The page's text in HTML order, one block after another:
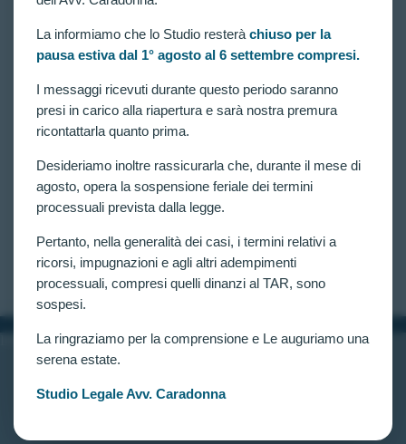
La informiamo che lo Studio resterà chiuso per la
pausa estiva dal 1° agosto al 6 settembre compresi.
I messaggi ricevuti durante questo periodo saranno
presi in carico alla riapertura e sarà nostra premura
ricontattarla quanto prima.
Desideriamo inoltre rassicurarla che, durante il mese di
agosto, opera la sospensione feriale dei termini
processuali prevista dalla legge.
Pertanto, nella generalità dei casi, i termini relativi a
ricorsi, impugnazioni e agli altri adempimenti
processuali, compresi quelli dinanzi al TAR, sono
sospesi.
La ringraziamo per la comprensione e Le auguriamo una
serena estate.
Studio Legale Avv. Caradonna
Concorso 4.918 Allievi Carabinieri: nuova vittoria al
TAR Lazio. Il Giudice dispone verificazione
sull’esclusione per nistagmo.
Claudia Caradonna dinanzi al TAR Lazio
nell’ambito del concorso per 4.918 Allievi
Carabinieri in ferma quadriennale. Questa volta il
Giudice amministrativo ha disposto una verificazione
inidonea per nistagmo (con…
CLAUDIA CARADONNA LUGLIO 2, 2026
INFORMAZIONI
Chi siamo
Contatti